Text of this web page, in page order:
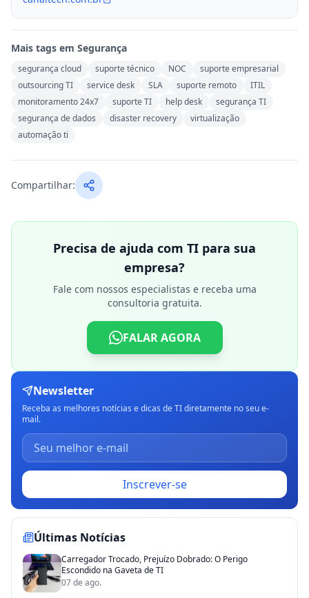
Mais tags em Segurança
segurança cloud suporte técnico NOC
suporte empresarial
outsourcing TI
service desk SLA suporte remoto
ITIL
monitoramento 24x7
suporte TI help desk
segurança TI
segurança de dados
disaster recovery
virtualização
automação ti
Compartilhar:
Precisa de ajuda com TI para sua
empresa?
Fale com nossos especialistas e receba uma
consultoria gratuita.
FALAR AGORA
Newsletter
Receba as melhores notícias e dicas de TI diretamente no seu e-
mail.
Inscrever-se
Últimas Notícias
Carregador Trocado, Prejuízo Dobrado: O Perigo
Escondido na Gaveta de TI
07 de ago.